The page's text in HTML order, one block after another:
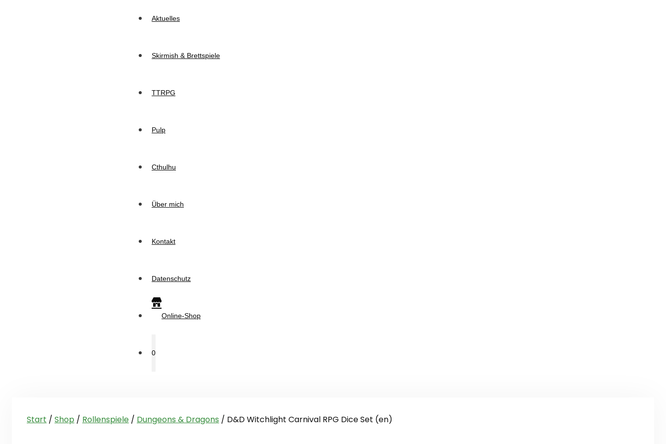
Aktuelles
Skirmish & Brettspiele
TTRPG
Pulp
Cthulhu
Über mich
Kontakt
Datenschutz
Online-Shop
0
Start / Shop / Rollenspiele / Dungeons & Dragons / D&D Witchlight Carnival RPG Dice Set (en)